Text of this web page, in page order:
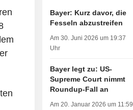
Bayer: Kurz davor, die
Fesseln abzustreifen
Am 30. Juni 2026 um 19:37
Uhr
Bayer legt zu: US-
Supreme Court nimmt
Roundup-Fall an
Am 20. Januar 2026 um 11:59